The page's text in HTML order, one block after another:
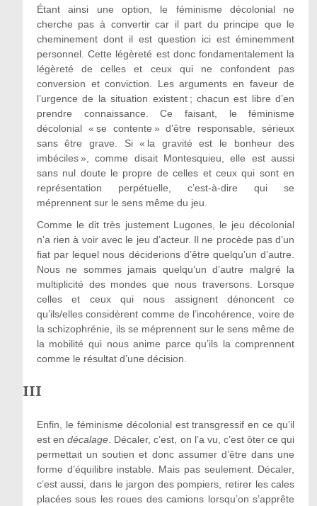
Étant ainsi une option, le féminisme décolonial ne
cherche pas à convertir car il part du principe que le
cheminement dont il est question ici est éminemment
personnel. Cette légèreté est donc fondamentalement la
légèreté de celles et ceux qui ne confondent pas
conversion et conviction. Les arguments en faveur de
l’urgence de la situation existent ; chacun est libre d’en
prendre connaissance. Ce faisant, le féminisme
décolonial « se contente » d’être responsable, sérieux
sans être grave. Si « la gravité est le bonheur des
imbéciles », comme disait Montesquieu, elle est aussi
sans nul doute le propre de celles et ceux qui sont en
représentation perpétuelle, c’est-à-dire qui se
méprennent sur le sens même du jeu.
Comme le dit très justement Lugones, le jeu décolonial
n’a rien à voir avec le jeu d’acteur. Il ne procède pas d’un
fiat par lequel nous déciderions d’être quelqu’un d’autre.
Nous ne sommes jamais quelqu’un d’autre malgré la
multiplicité des mondes que nous traversons. Lorsque
celles et ceux qui nous assignent dénoncent ce
qu’ils/elles considèrent comme de l’incohérence, voire de
la schizophrénie, ils se méprennent sur le sens même de
la mobilité qui nous anime parce qu’ils la comprennent
comme le résultat d’une décision.
III
Enfin, le féminisme décolonial est transgressif en ce qu’il
est endécalage. Décaler, c’est, on l’a vu, c’est ôter ce qui
permettait un soutien et donc assumer d’être dans une
forme d’équilibre instable. Mais pas seulement. Décaler,
c’est aussi, dans le jargon des pompiers, retirer les cales
placées sous les roues des camions lorsqu’on s’apprête